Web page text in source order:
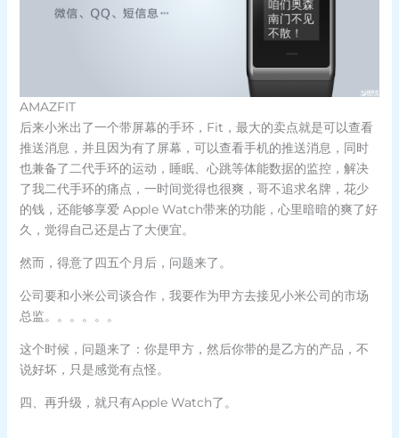
AMAZFIT
后来小米出了一个带屏幕的手环，Fit，最大的卖点就是可以查看
推送消息，并且因为有了屏幕，可以查看手机的推送消息，同时
也兼备了二代手环的运动，睡眠、心跳等体能数据的监控，解决
了我二代手环的痛点，一时间觉得也很爽，哥不追求名牌，花少
的钱，还能够享爱 Apple Watch带来的功能，心里暗暗的爽了好
久，觉得自己还是占了大便宜。
然而，得意了四五个月后，问题来了。
公司要和小米公司谈合作，我要作为甲方去接见小米公司的市场
总监。。。。。。
这个时候，问题来了：你是甲方，然后你带的是乙方的产品，不
说好坏，只是感觉有点怪。
四、再升级，就只有Apple Watch了。